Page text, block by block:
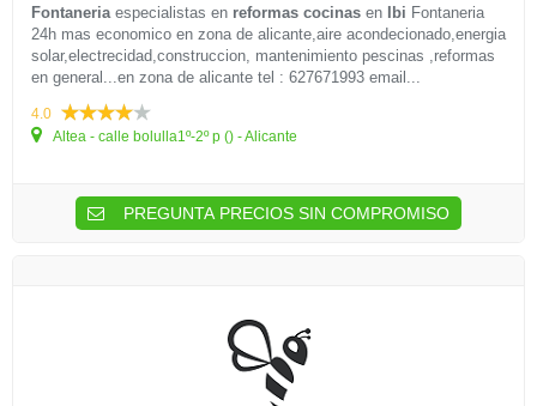
Fontaneriaespecialistas en reformas cocinas en Ibi Fontaneria
24h mas economico en zona de alicante,aire acondecionado,energia
solar,electrecidad,construccion, mantenimiento pescinas ,reformas
en general...en zona de alicante tel : 627671993 email...
4.0
Altea - calle bolulla1º-2º p () - Alicante
PREGUNTA PRECIOS SIN COMPROMISO